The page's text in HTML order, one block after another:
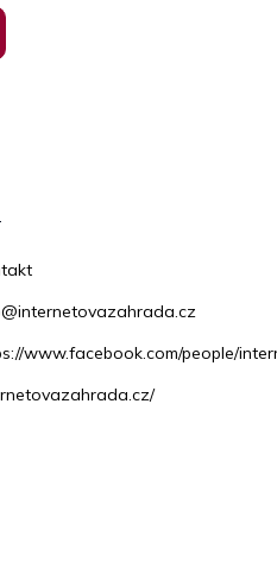
@internetovazahrada.cz
www.facebook.com/people/